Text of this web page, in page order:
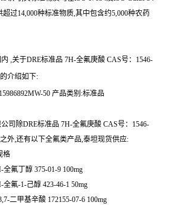
过14,000种标准物质,其中包含约5,000种农药
,关于DRE标准品 7H-全氟庚酸 CAS号：1546-
介绍如下:
50 产品类别:标准品
司除DRE标准品 7H-全氟庚酸 CAS号：1546-
外,还有以下全氟类产品,泰坦现货供应:
格
全氟丁醇 375-01-9 100mg
全氟-1-己醇 423-46-1 50mg
二甲基辛酸 172155-07-6 100mg